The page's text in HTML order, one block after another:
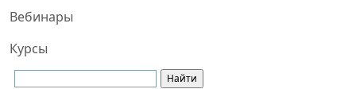
Вебинары
Курсы